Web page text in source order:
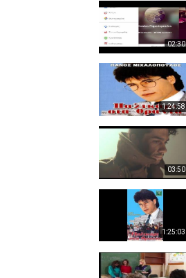
02:30
1:24:58
03:50
1:25:03